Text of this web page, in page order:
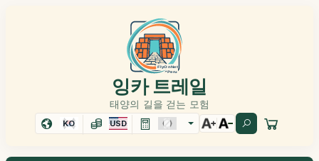
잉카 트레일
태양의 길을 걷는 모험
KO USD